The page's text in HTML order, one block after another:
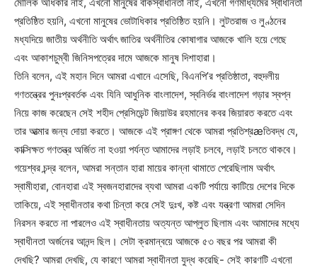
প্রতিষ্ঠিত হয়নি, এখনো মানুষের ভোটাধিকার প্রতিষ্ঠিত হয়নি। লুটতরাজ ও লুণ্ঠনের
মধ্যদিয়ে জাতীয় অর্থনীতি অর্থাৎ জাতির অর্থনীতির কোষাগার আজকে খালি হয়ে গেছে
এবং আকাশচুম্বী জিনিসপত্রের দামে আজকে মানুষ দিশাহারা।
তিনি বলেন, এই মহান দিনে আমরা এখানে এসেছি, বিএনপি’র প্রতিষ্ঠাতা, বহুদলীয়
গণতন্ত্রের পুনঃপ্রবর্তক এবং যিনি আধুনিক বাংলাদেশ, স্বনির্ভর বাংলাদেশ গড়ার স্বপ্ন
নিয়ে কাজ করেছেন সেই শহীদ প্রেসিডেন্ট জিয়াউর রহমানের কবর জিয়ারত করতে এবং
তার আত্মার জন্য দোয়া করতে। আজকে এই প্রাঙ্গণ থেকে আমরা প্রতিশ্রæতিবদ্ধ যে,
কাক্সিক্ষত গণতন্ত্র অর্জিত না হওয়া পর্যন্ত আমাদের লড়াই চলবে, লড়াই চলতে থাকবে।
গয়েশ্বর চন্দ্র বলেন, আমরা সন্তান হারা মায়ের কান্না থামাতে পেরেছিলাম অর্থাৎ
স্বামীহারা, বোনহারা এই স্বজনহারাদের ব্যথা আমরা একটি পর্যায়ে কাটিয়ে দেশের দিকে
তাকিয়ে, এই স্বাধীনতার কথা চিন্তা করে সেই দুঃখ, কষ্ট এবং যন্ত্রণা আমরা সেদিন
নিরসন করতে না পারলেও এই স্বাধীনতায় অত্যন্ত আপ্লুত ছিলাম এবং আমাদের মধ্যে
স্বাধীনতা অর্জনের আনন্দ ছিল। সেটা ক্রমান্বয়ে আজকে ৫৩ বছর পর আমরা কী
দেখছি? আমরা দেখছি, যে কারণে আমরা স্বাধীনতা যুদ্ধ করেছি- সেই কারণটি এখনো